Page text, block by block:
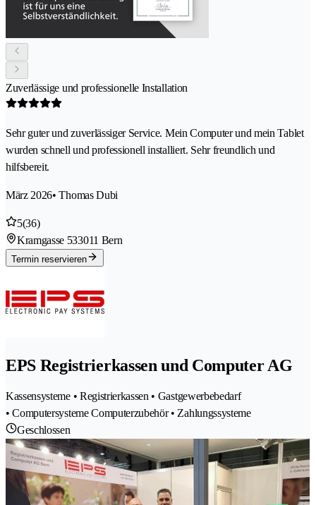
Zuverlässige und professionelle Installation
Sehr guter und zuverlässiger Service. Mein Computer und mein Tablet
wurden schnell und professionell installiert. Sehr freundlich und
hilfsbereit.
März 2026• Thomas Dubi
5(36)
Kramgasse 533011 Bern
Termin reservieren
EPS Registrierkassen und Computer AG
Kassensysteme • Registrierkassen • Gastgewerbebedarf
• Computersysteme Computerzubehör • Zahlungssysteme
Geschlossen